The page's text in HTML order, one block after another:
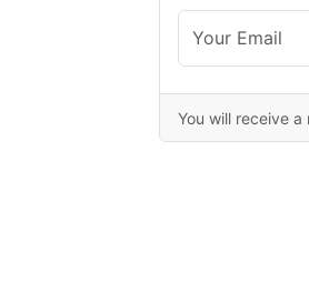
You will receive